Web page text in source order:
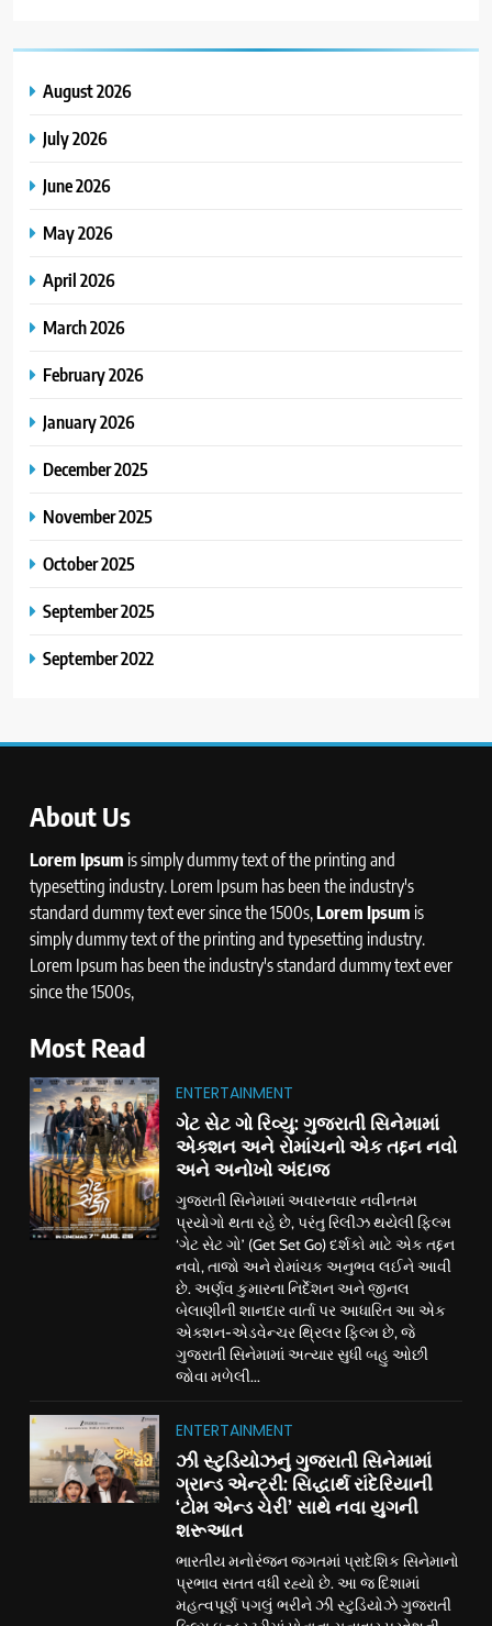
August 2026
July 2026
June 2026
May 2026
April 2026
March 2026
February 2026
January 2026
December 2025
November 2025
October 2025
September 2025
September 2022
About Us
Lorem Ipsum is simply dummy text of the printing and
typesetting industry. Lorem Ipsum has been the industry's
standard dummy text ever since the 1500s,Lorem Ipsum is
simply dummy text of the printing and typesetting industry.
Lorem Ipsum has been the industry's standard dummy text ever
since the 1500s,
Most Read
ENTERTAINMENT
ગેટ સેટ ગો રિવ્યુ: ગુજરાતી સિનેમામાં
એક્શન અને રોમાંચનો એક તદ્દન નવો
અને અનોખો અંદાજ
ગુજરાતી સિનેમામાં અવારનવાર નવીનતમ
પ્રયોગો થતા રહે છે, પરંતુ રિલીઝ થયેલી ફિલ્મ
‘ગેટ સેટ ગો’ (Get Set Go) દર્શકો માટે એક તદ્દન
નવો, તાજો અને રોમાંચક અનુભવ લઈને આવી
છે. અર્ણવ કુમારના નિર્દેશન અને જીનલ
બેલાણીની શાનદાર વાર્તા પર આધારિત આ એક
એક્શન-એડવેન્ચર થ્રિલર ફિલ્મ છે, જે
ગુજરાતી સિનેમામાં અત્યાર સુધી બહુ ઓછી
જોવા મળેલી...
ENTERTAINMENT
ઝી સ્ટુડિયોઝનું ગુજરાતી સિનેમામાં
ગ્રાન્ડ એન્ટ્રી: સિદ્ધાર્થ રાંદેરિયાની
‘ટોમ એન્ડ ચેરી’ સાથે નવા યુગની
શરૂઆત
ભારતીય મનોરંજન જગતમાં પ્રાદેશિક સિનેમાનો
પ્રભાવ સતત વધી રહ્યો છે. આ જ દિશામાં
મહત્વપૂર્ણ પગલું ભરીને ઝી સ્ટુડિયોઝે ગુજરાતી